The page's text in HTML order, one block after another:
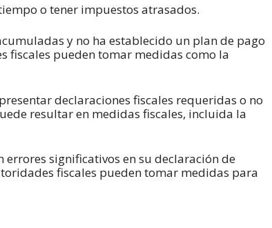
o tener impuestos atrasados.
y no ha establecido un plan de pago
fiscales pueden tomar medidas como la
declaraciones fiscales requeridas o no
resultar en medidas fiscales, incluida la
errores significativos en su declaración de
fiscales pueden tomar medidas para